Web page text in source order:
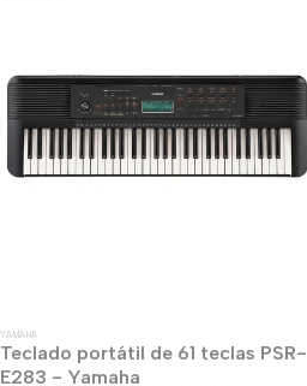
YAMAHA
Teclado portátil de 61 teclas PSR-
E283 - Yamaha